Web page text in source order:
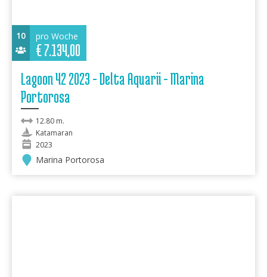
10 pro Woche
€7.134,00
Lagoon 42 2023 - Delta Aquarii - Marina
Portorosa
12.80 m.
Katamaran
2023
Marina Portorosa